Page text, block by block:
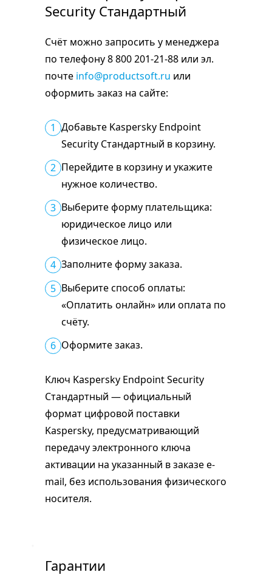
Security Стандартный
Счёт можно запросить у менеджера
по телефону 8 800 201-21-88 или эл.
почте info@productsoft.ru или
оформить заказ на сайте:
1 Добавьте Kaspersky Endpoint
Security Стандартный в корзину.
2 Перейдите в корзину и укажите
нужное количество.
3 Выберите форму плательщика:
юридическое лицо или
физическое лицо.
4 Заполните форму заказа.
5 Выберите способ оплаты:
«Оплатить онлайн» или оплата по
счёту.
6 Оформите заказ.
Ключ Kaspersky Endpoint Security
Стандартный — официальный
формат цифровой поставки
Kaspersky, предусматривающий
передачу электронного ключа
активации на указанный в заказе e-
mail, без использования физического
носителя.
Гарантии